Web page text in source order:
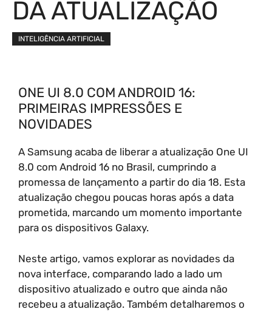
DA ATUALIZAÇÃO
INTELIGÊNCIA ARTIFICIAL
ONE UI 8.0 COM ANDROID 16:
PRIMEIRAS IMPRESSÕES E
NOVIDADES
A Samsung acaba de liberar a atualização One UI
8.0 com Android 16 no Brasil, cumprindo a
promessa de lançamento a partir do dia 18. Esta
atualização chegou poucas horas após a data
prometida, marcando um momento importante
para os dispositivos Galaxy.
Neste artigo, vamos explorar as novidades da
nova interface, comparando lado a lado um
dispositivo atualizado e outro que ainda não
recebeu a atualização. Também detalharemos o